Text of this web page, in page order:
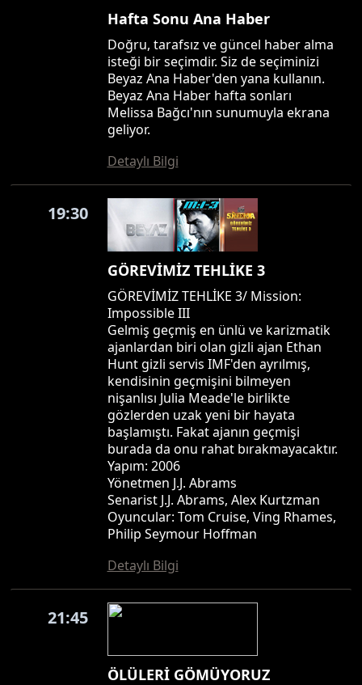
Hafta Sonu Ana Haber
Doğru, tarafsız ve güncel haber alma
isteği bir seçimdir. Siz de seçiminizi
Beyaz Ana Haber'den yana kullanın.
Beyaz Ana Haber hafta sonları
Melissa Bağcı'nın sunumuyla ekrana
geliyor.
Detaylı Bilgi
19:30
GÖREVİMİZ TEHLİKE 3
GÖREVİMİZ TEHLİKE 3/ Mission:
Impossible III
Gelmiş geçmiş en ünlü ve karizmatik
ajanlardan biri olan gizli ajan Ethan
Hunt gizli servis IMF'den ayrılmış,
kendisinin geçmişini bilmeyen
nişanlısı Julia Meade'le birlikte
gözlerden uzak yeni bir hayata
başlamıştı. Fakat ajanın geçmişi
burada da onu rahat bırakmayacaktır.
Yapım: 2006
Yönetmen J.J. Abrams
Senarist J.J. Abrams, Alex Kurtzman
Oyuncular: Tom Cruise, Ving Rhames,
Philip Seymour Hoffman
Detaylı Bilgi
21:45
ÖLÜLERİ GÖMÜYORUZ